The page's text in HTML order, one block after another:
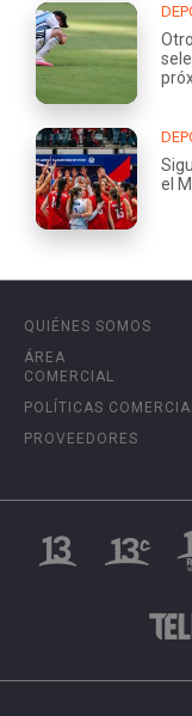
el
QUIÉNES SOMOS
ÁREA
COMERCIAL
POLÍTICAS
PROVEEDORES